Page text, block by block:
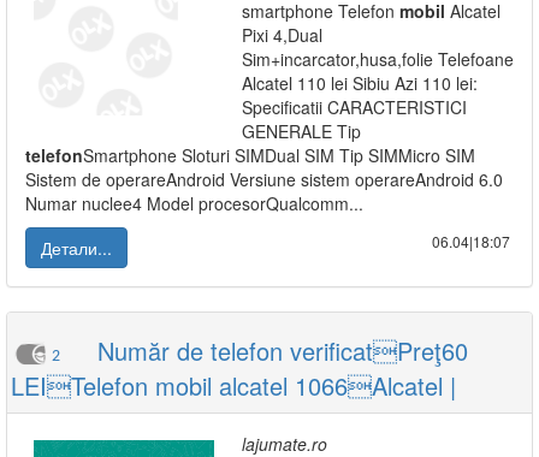
smartphone Telefon mobil Alcatel
Pixi 4,Dual
Sim+incarcator,husa,folie Telefoane
Alcatel 110 lei Sibiu Azi 110 lei:
Specificatii CARACTERISTICI
GENERALE Tip
telefonSmartphone Sloturi SIMDual SIM Tip SIMMicro SIM
Sistem de operareAndroid Versiune sistem operareAndroid 6.0
Numar nuclee4 Model procesorQualcomm...
Детали...
06.04|18:07
2
Număr de telefon verificatPreţ60
LEITelefon mobil alcatel 1066Alcatel |
lajumate.ro